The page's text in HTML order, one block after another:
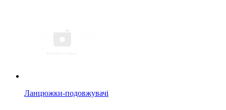
Ланцюжки-подовжувачі